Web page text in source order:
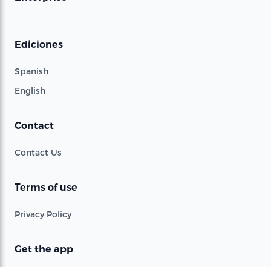
Ediciones
Spanish
English
Contact
Contact Us
Terms of use
Privacy Policy
Get the app